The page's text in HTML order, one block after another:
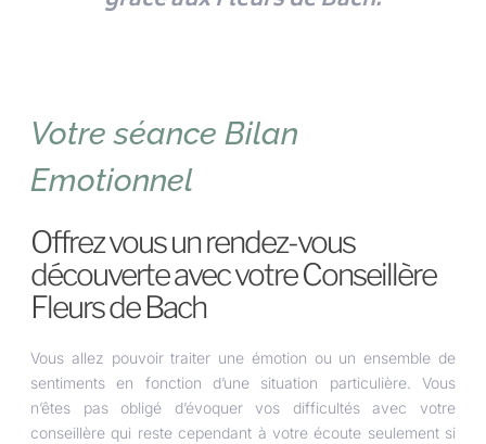
Votre séance Bilan
Emotionnel
Offrez vous un rendez-vous
découverte avec votre Conseillère
Fleurs de Bach
Vous allez pouvoir traiter une émotion ou un ensemble de
sentiments en fonction d’une situation particulière. Vous
n’êtes pas obligé d’évoquer vos difficultés avec votre
conseillère qui reste cependant à votre écoute seulement si